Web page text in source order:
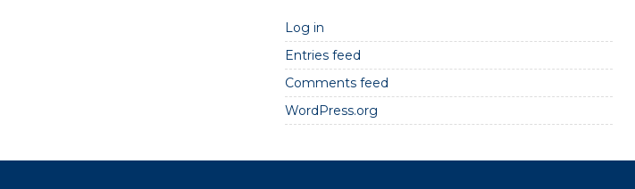
Log in
Entries feed
Comments feed
WordPress.org